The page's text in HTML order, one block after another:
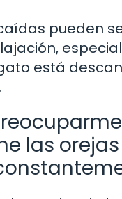
pueden
está
las orejas